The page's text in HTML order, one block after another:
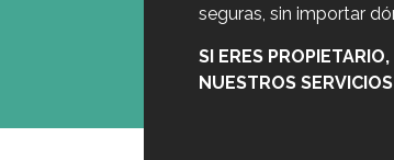
seguras, sin importar
SI ERES
NUESTROS